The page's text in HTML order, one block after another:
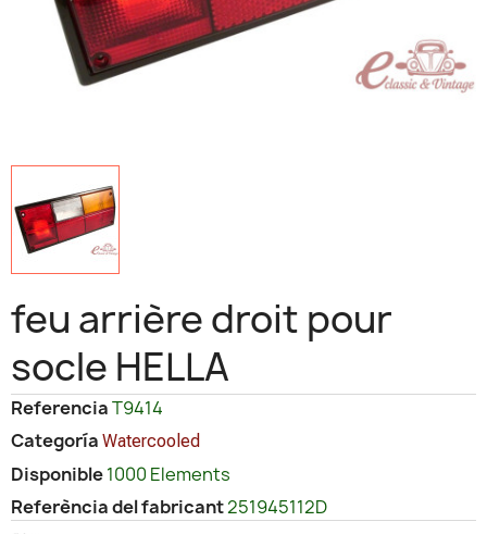
feu arrière droit pour
socle HELLA
ReferenciaT9414
Categoría Watercooled
Disponible1000 Elements
Referència del fabricant251945112D